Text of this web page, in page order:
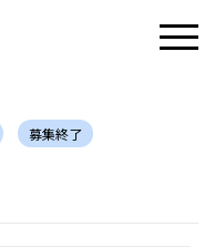
募集終了